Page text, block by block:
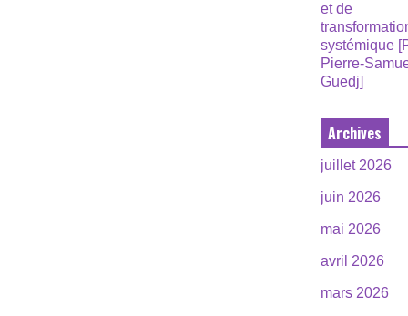
et de
systémique
Pierre-
Guedj]
Archives
juillet 2026
juin 2026
mai 2026
avril 2026
mars 2026